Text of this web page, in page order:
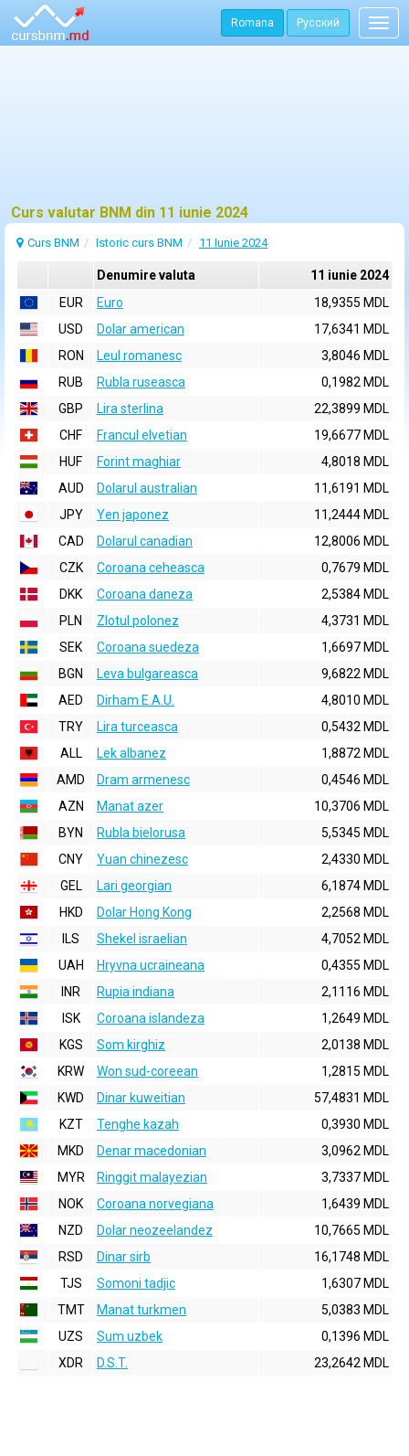
Romana Русский
Curs valutar BNM din 11 iunie 2024
Curs BNM Istoric curs BNM 11 Iunie 2024
Denumire valuta
11 iunie 2024
EUR
Euro
18,9355 MDL
USD
Dolar american
17,6341 MDL
RON
Leul romanesc
3,8046 MDL
RUB
Rubla ruseasca
0,1982 MDL
GBP
Lira sterlina
22,3899 MDL
CHF
Francul elvetian
19,6677 MDL
HUF
Forint maghiar
4,8018 MDL
AUD
Dolarul australian
11,6191 MDL
JPY
Yen japonez
11,2444 MDL
CAD
Dolarul canadian
12,8006 MDL
CZK
Coroana ceheasca
0,7679 MDL
DKK
Coroana daneza
2,5384 MDL
PLN
Zlotul polonez
4,3731 MDL
SEK
Coroana suedeza
1,6697 MDL
BGN
Leva bulgareasca
9,6822 MDL
AED
Dirham E.A.U.
4,8010 MDL
TRY
Lira turceasca
0,5432 MDL
ALL
Lek albanez
1,8872 MDL
AMD
Dram armenesc
0,4546 MDL
AZN
Manat azer
10,3706 MDL
BYN
Rubla bielorusa
5,5345 MDL
CNY
Yuan chinezesc
2,4330 MDL
GEL
Lari georgian
6,1874 MDL
HKD
Dolar Hong Kong
2,2568 MDL
ILS
Shekel israelian
4,7052 MDL
UAH
Hryvna ucraineana
0,4355 MDL
INR
Rupia indiana
2,1116 MDL
ISK
Coroana islandeza
1,2649 MDL
KGS
Som kirghiz
2,0138 MDL
KRW
Won sud-coreean
1,2815 MDL
KWD
Dinar kuweitian
57,4831 MDL
KZT
Tenghe kazah
0,3930 MDL
MKD
Denar macedonian
3,0962 MDL
MYR
Ringgit malayezian
3,7337 MDL
NOK
Coroana norvegiana
1,6439 MDL
NZD
Dolar neozeelandez
10,7665 MDL
RSD
Dinar sirb
16,1748 MDL
TJS
Somoni tadjic
1,6307 MDL
TMT
Manat turkmen
5,0383 MDL
UZS
Sum uzbek
0,1396 MDL
XDR
D.S.T. 23,2642 MDL